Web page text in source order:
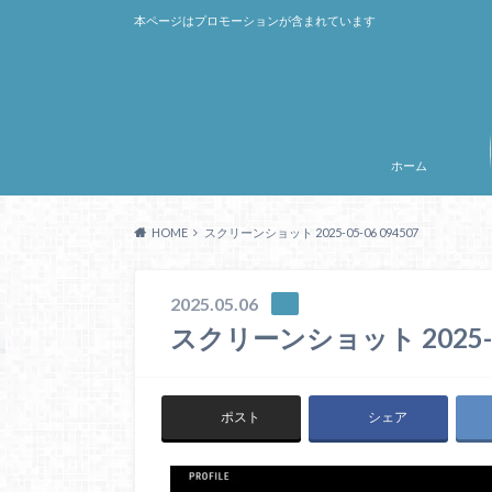
本ページはプロモーションが含まれています
ホーム
HOME スクリーンショット 2025-05-06 094507
2025.05.06
スクリーンショット
ポスト シェア